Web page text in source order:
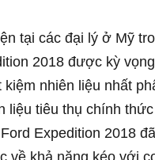
tại các đại lý ở Mỹ
2018 được kỳ
nhiên liệu nhất
liệu tiêu thụ chính
Expedition 2018